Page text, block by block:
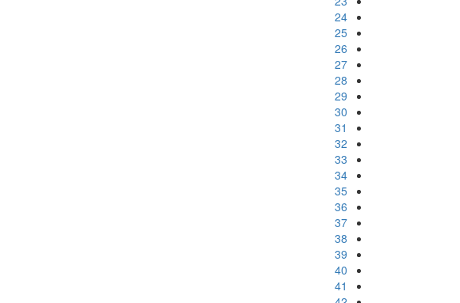
24
25
26
27
28
29
30
31
32
33
34
35
36
37
38
39
40
41